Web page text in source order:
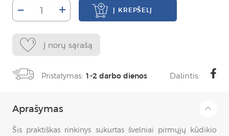
– + Į KREPŠELĮ
Į norų sąrašą
Pristatymas: 1-2 darbo dienos Dalintis:
Aprašymas
Šis praktiškas rinkinys sukurtas švelniai pirmųjų kūdikio